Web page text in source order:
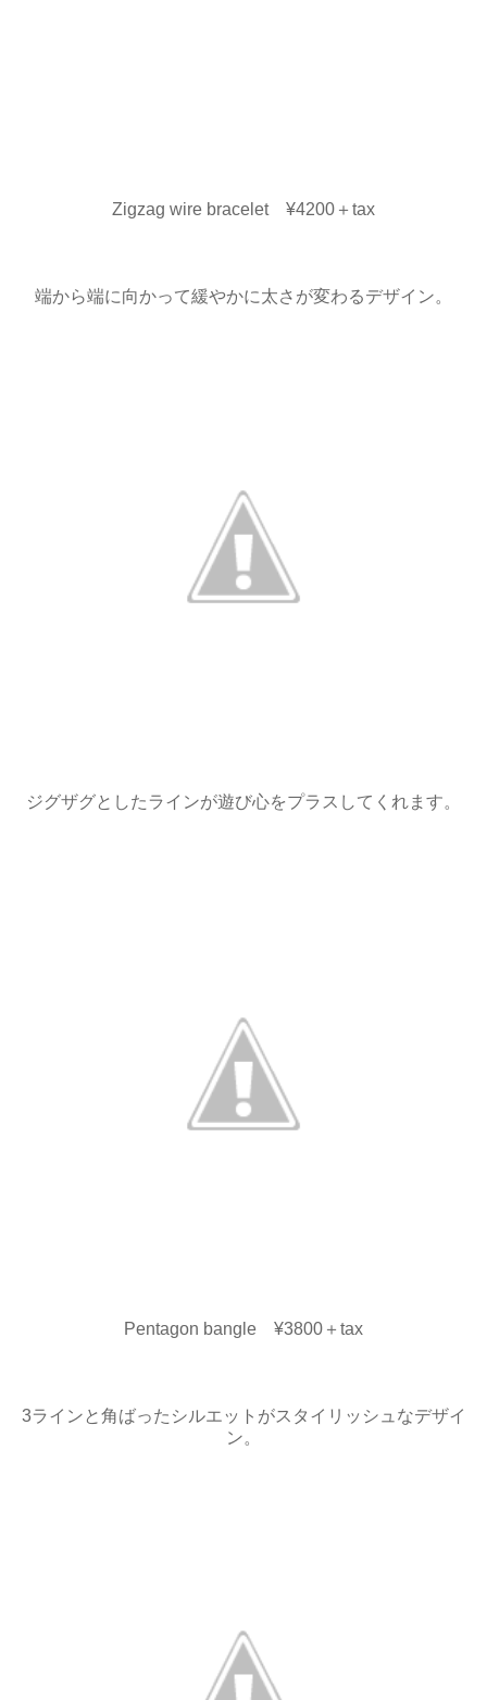
Zigzag wire bracelet ¥4200＋tax
端から端に向かって緩やかに太さが変わるデザイン。
ジグザグとしたラインが遊び心をプラスしてくれます。
Pentagon bangle ¥3800＋tax
3ラインと角ばったシルエットがスタイリッシュなデザイ
ン。